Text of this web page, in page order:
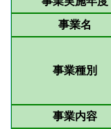
事業名
事業種別
事業内容